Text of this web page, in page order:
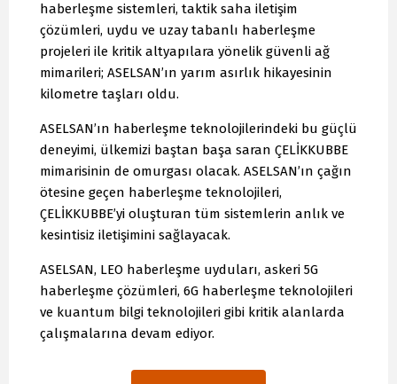
haberleşme sistemleri, taktik saha iletişim
çözümleri, uydu ve uzay tabanlı haberleşme
projeleri ile kritik altyapılara yönelik güvenli ağ
mimarileri; ASELSAN’ın yarım asırlık hikayesinin
kilometre taşları oldu.
ASELSAN’ın haberleşme teknolojilerindeki bu güçlü
deneyimi, ülkemizi baştan başa saran ÇELİKKUBBE
mimarisinin de omurgası olacak. ASELSAN’ın çağın
ötesine geçen haberleşme teknolojileri,
ÇELİKKUBBE’yi oluşturan tüm sistemlerin anlık ve
kesintisiz iletişimini sağlayacak.
ASELSAN, LEO haberleşme uyduları, askeri 5G
haberleşme çözümleri, 6G haberleşme teknolojileri
ve kuantum bilgi teknolojileri gibi kritik alanlarda
çalışmalarına devam ediyor.